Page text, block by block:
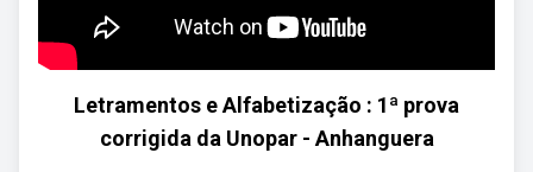
Letramentos e Alfabetização : 1ª prova
corrigida da Unopar - Anhanguera